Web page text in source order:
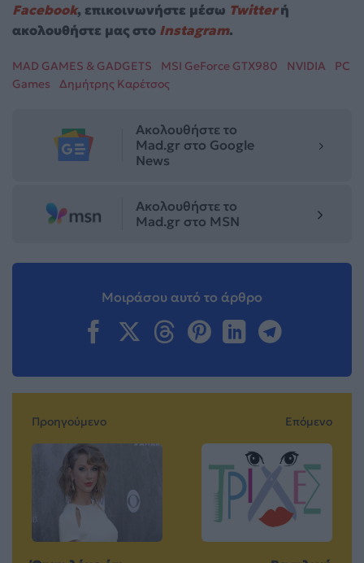
Facebook, επικοινωνήστε μέσω Twitterή
ακολουθήστε μας στο Instagram.
MAD GAMES & GADGETS MSI GeForce GTX980 NVIDIA
PC
Games
Δημήτρης Καρέτσος
Ακολουθήστε το
Mad.gr στο Google
News
Ακολουθήστε το
Mad.gr στο MSN
Μοιράσου αυτό το άρθρο
Προηγούμενο Επόμενο